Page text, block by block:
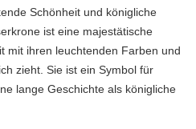
Schönheit und königliche
ist eine majestätische
mit ihren leuchtenden Farben und
zieht. Sie ist ein Symbol für
lange Geschichte als königliche